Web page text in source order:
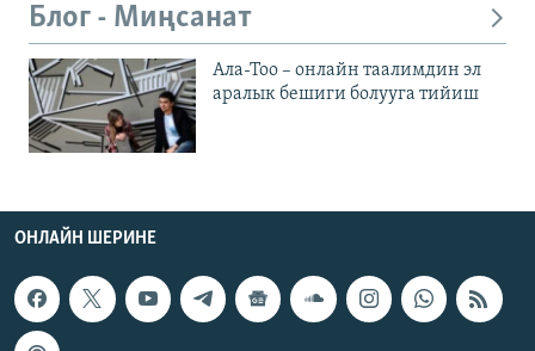
Блог - Миңсанат
Ала-Тоо – онлайн таалимдин эл
аралык бешиги болууга тийиш
ОНЛАЙН ШЕРИНЕ